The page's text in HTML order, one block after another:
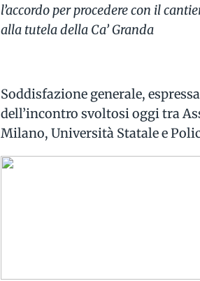
l’accordo per procedere con il
alla tutela della Ca’ Granda
Soddisfazione generale,
dell’incontro svoltosi oggi tra
Milano, Università Statale e